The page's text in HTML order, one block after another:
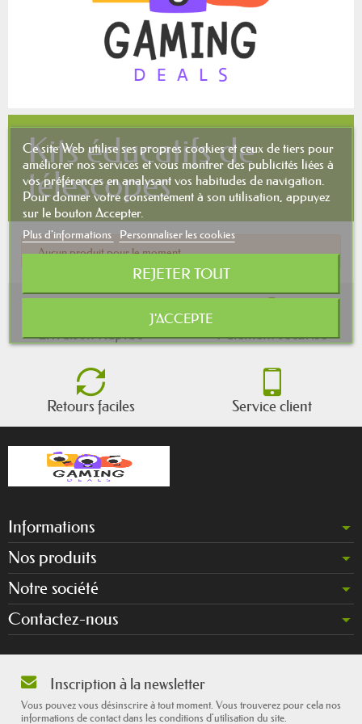
Kits éducatifs de
télescopes
Aucun produit pour le moment.
Livraison Rapide Paiement sécurisé
Retours faciles Service client
Informations
Nos produits
Notre société
Contactez-nous
Ce site Web utilise ses propres cookies et ceux de tiers pour
améliorer nos services et vous montrer des publicités liées à
vos préférences en analysant vos habitudes de navigation.
Pour donner votre consentement à son utilisation, appuyez
sur le bouton Accepter.
Plus d'informations Personnaliser les cookies
REJETER TOUT
J'ACCEPTE
Inscription à la newsletter
Vous pouvez vous désinscrire à tout moment. Vous trouverez pour cela nos
informations de contact dans les conditions d'utilisation du site.